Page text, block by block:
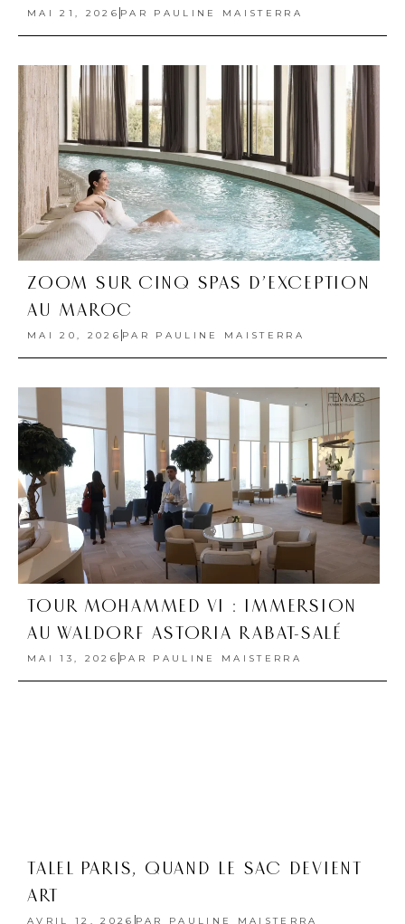
MAI 21, 2026 PAR PAULINE MAISTERRA
ZOOM SUR CINQ SPAS D’EXCEPTION
AU MAROC
MAI 20, 2026 PAR PAULINE MAISTERRA
TOUR MOHAMMED VI : IMMERSION
AU WALDORF ASTORIA RABAT-SALÉ
MAI 13, 2026 PAR PAULINE MAISTERRA